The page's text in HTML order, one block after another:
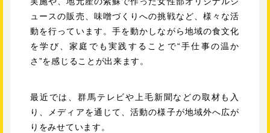
ュースの販売、味噌づくりへの挑戦など、様々な活
動を行っています。手を動かしながら地域の食文化
を学び、家庭でも実践することで“手仕事の温か
さ”を感じることが出来ます。
最近では、群馬テレビや上毛新聞などの取材も入
り、メディアを通じて、活動の様子が地域外へ広が
りをみせています。